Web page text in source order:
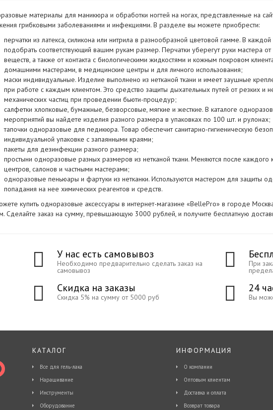
материалы для маникюра и обработки ногтей на ногах, представленные на
грибковыми заболеваниями и инфекциями. В разделе вы можете приобрести:
перчатки из латекса, силикона или нитрила в разнообразной цветовой гамме. В
подобрать соответствующий вашим рукам размер. Перчатки уберегут руки мастера от
веществ, а также от контакта с биологическими жидкостями и кожным покровом
домашними мастерами, в медицинские центры и для личного использования;
маски индивидуальные. Изделие выполнено из нетканой ткани и имеет заушные
при работе с каждым клиентом. Это средство защиты дыхательных путей от резких и
механических частиц при проведении бьюти-процедур;
салфетки хлопковые, бумажные, безворсовые, мягкие и жесткие. В каталоге
мероприятий вы найдете изделия разного размера в упаковках по 100 шт. и рулонах;
тапочки одноразовые для педикюра. Товар обеспечит санитарно-гигиеническую
индивидуальной упаковке с запаянными краями;
пакеты для дезинфекции разного размера;
простыни одноразовые разных размеров из нетканой ткани. Меняются после каждого
центров, салонов и частными мастерами;
одноразовые пеньюары и фартуки из нетканки. Используются мастером для защиты
попадания на нее химических реагентов и средств.
купить одноразовые аксессуары в интернет-магазине «BellePro» в городе
Сделайте заказ на сумму, превышающую 3000 рублей, и получите бесплатную
У нас есть самовывоз
Необходимо предварительно сделать заказ на
самовывоз
При
Скидка на заказы
Скидка 5% на сумму от 5000 руб
24
Вы
КАТАЛОГ
Все для гель-лака
Наращивание
Инструменты
Оборудование
ИНФОРМАЦИЯ
О компании
Оптовым клиентам
Доставка и оплата
Возврат товара